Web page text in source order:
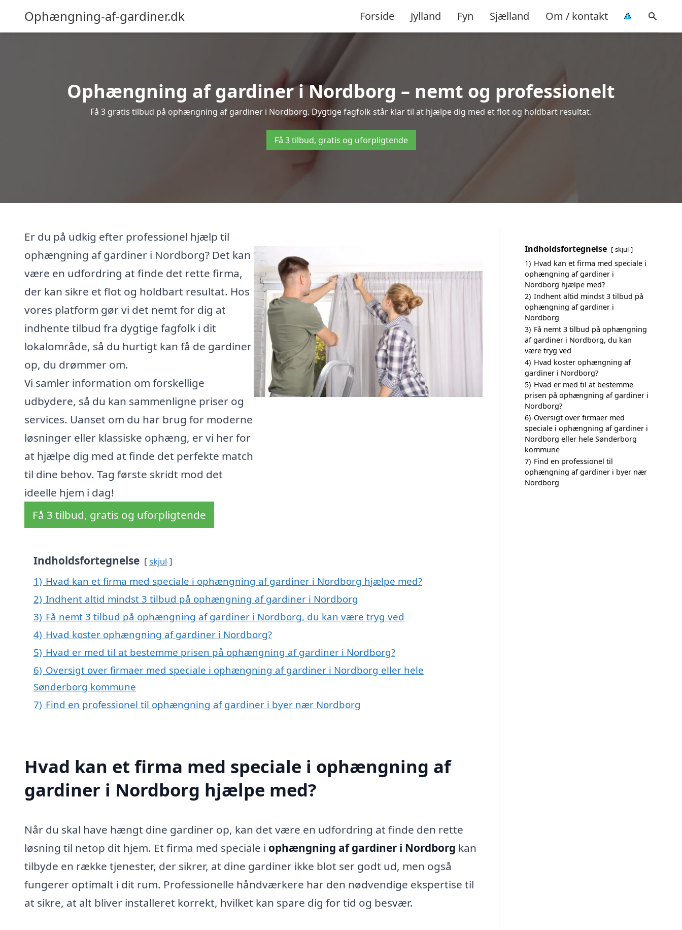
Ophængning-af-gardiner.dk Forside Jylland Fyn Sjælland Om / kontakt
Ophængning af gardiner i Nordborg – nemt og professionelt
Få 3 gratis tilbud på ophængning af gardiner i Nordborg. Dygtige fagfolk står klar til at hjælpe dig med et flot og holdbart resultat.
Få 3 tilbud, gratis og uforpligtende
Er du på udkig efter professionel hjælp til
ophængning af gardiner i Nordborg? Det kan
være en udfordring at finde det rette firma,
der kan sikre et flot og holdbart resultat. Hos
vores platform gør vi det nemt for dig at
indhente tilbud fra dygtige fagfolk i dit
lokalområde, så du hurtigt kan få de gardiner
op, du drømmer om.
Vi samler information om forskellige
udbydere, så du kan sammenligne priser og
services. Uanset om du har brug for moderne
løsninger eller klassiske ophæng, er vi her for
at hjælpe dig med at finde det perfekte match
til dine behov. Tag første skridt mod det
ideelle hjem i dag!
Få 3 tilbud, gratis og uforpligtende
Indholdsfortegnelse skjul
1) Hvad kan et firma med speciale i ophængning af gardiner i Nordborg hjælpe med?
2) Indhent altid mindst 3 tilbud på ophængning af gardiner i Nordborg
3) Få nemt 3 tilbud på ophængning af gardiner i Nordborg, du kan være tryg ved
4) Hvad koster ophængning af gardiner i Nordborg?
5) Hvad er med til at bestemme prisen på ophængning af gardiner i Nordborg?
6) Oversigt over firmaer med speciale i ophængning af gardiner i Nordborg eller hele
Sønderborg kommune
7) Find en professionel til ophængning af gardiner i byer nær Nordborg
Hvad kan et firma med speciale i ophængning af
gardiner i Nordborg hjælpe med?
Når du skal have hængt dine gardiner op, kan det være en udfordring at finde den rette
løsning til netop dit hjem. Et firma med speciale i ophængning af gardiner i Nordborg kan
tilbyde en række tjenester, der sikrer, at dine gardiner ikke blot ser godt ud, men også
fungerer optimalt i dit rum. Professionelle håndværkere har den nødvendige ekspertise til
at sikre, at alt bliver installeret korrekt, hvilket kan spare dig for tid og besvær.
Indholdsfortegnelse skjul
1) Hvad kan et firma med speciale i
ophængning af gardiner i
Nordborg hjælpe med?
2) Indhent altid mindst 3 tilbud på
ophængning af gardiner i
Nordborg
3) Få nemt 3 tilbud på ophængning
af gardiner i Nordborg, du kan
være tryg ved
4) Hvad koster ophængning af
gardiner i Nordborg?
5) Hvad er med til at bestemme
prisen på ophængning af gardiner i
Nordborg?
6) Oversigt over firmaer med
speciale i ophængning af gardiner i
Nordborg eller hele Sønderborg
kommune
7) Find en professionel til
ophængning af gardiner i byer nær
Nordborg